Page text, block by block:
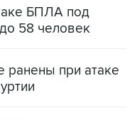
БПЛА под
58 человек
ранены при атаке